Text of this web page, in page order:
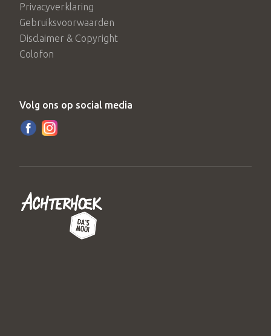
Privacyverklaring
Gebruiksvoorwaarden
Disclaimer & Copyright
Colofon
Volg ons op social media